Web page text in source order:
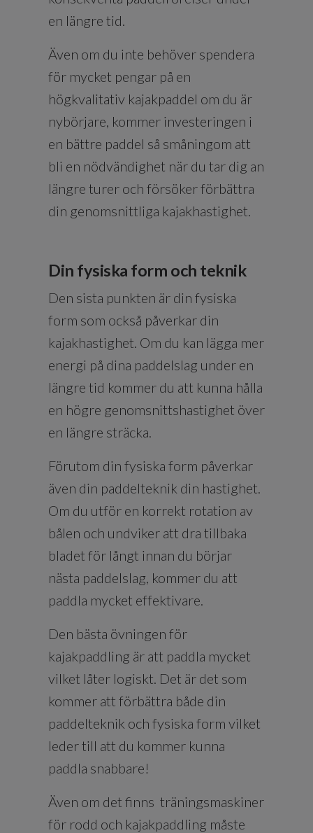
en längre tid.
Även om du inte behöver spendera
för mycket pengar på en
högkvalitativ kajakpaddel om du är
nybörjare, kommer investeringen i
en bättre paddel så småningom att
bli en nödvändighet när du tar dig an
längre turer och försöker förbättra
din genomsnittliga kajakhastighet.
Din fysiska form och teknik
Den sista punkten är din fysiska
form som också påverkar din
kajakhastighet. Om du kan lägga mer
energi på dina paddelslag under en
längre tid kommer du att kunna hålla
en högre genomsnittshastighet över
en längre sträcka.
Förutom din fysiska form påverkar
även din paddelteknik din hastighet.
Om du utför en korrekt rotation av
bålen och undviker att dra tillbaka
bladet för långt innan du börjar
nästa paddelslag, kommer du att
paddla mycket effektivare.
Den bästa övningen för
kajakpaddling är att paddla mycket
vilket låter logiskt. Det är det som
kommer att förbättra både din
paddelteknik och fysiska form vilket
leder till att du kommer kunna
paddla snabbare!
Även om det finns träningsmaskiner
för rodd och kajakpaddling måste